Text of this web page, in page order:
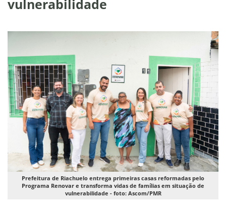
vulnerabilidade
Prefeitura de Riachuelo entrega primeiras casas reformadas pelo
Programa Renovar e transforma vidas de famílias em situação de
vulnerabilidade - foto: Ascom/PMR